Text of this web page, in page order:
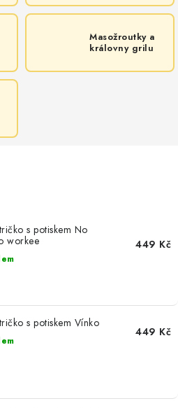
Masožroutky a
královny grilu
s potiskem No
workee
449 Kč
s potiskem Vínko
449 Kč